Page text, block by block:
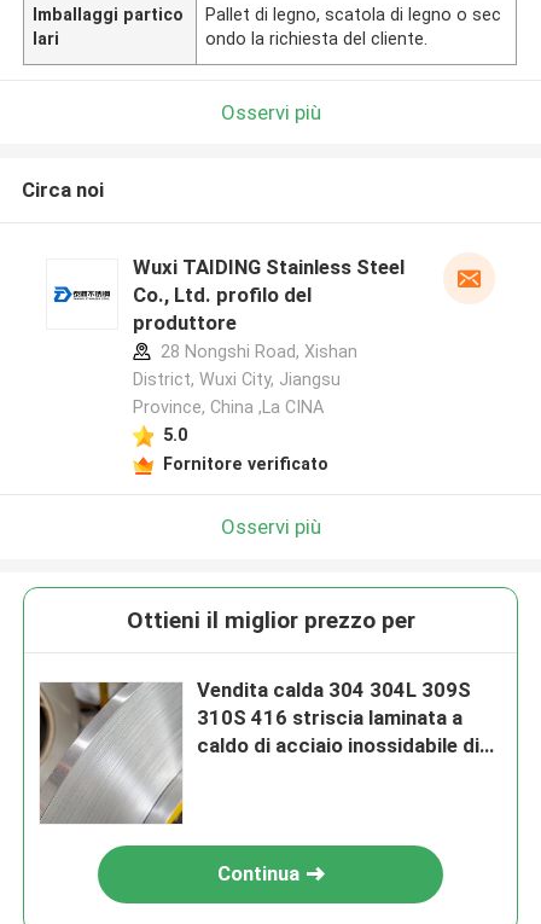
Imballaggi partico
lari
Pallet di legno, scatola di legno o sec
ondo la richiesta del cliente.
Osservi più
Circa noi
Wuxi TAIDING Stainless Steel
Co., Ltd. profilo del
produttore
28 Nongshi Road, Xishan
District, Wuxi City, Jiangsu
Province, China ,La CINA
5.0
Fornitore verificato
Osservi più
Ottieni il miglior prezzo per
Vendita calda 304 304L 309S
310S 416 striscia laminata a
caldo di acciaio inossidabile di
Continua